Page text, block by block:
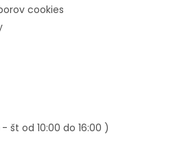
cookies
št od 10:00 do 16:00 )